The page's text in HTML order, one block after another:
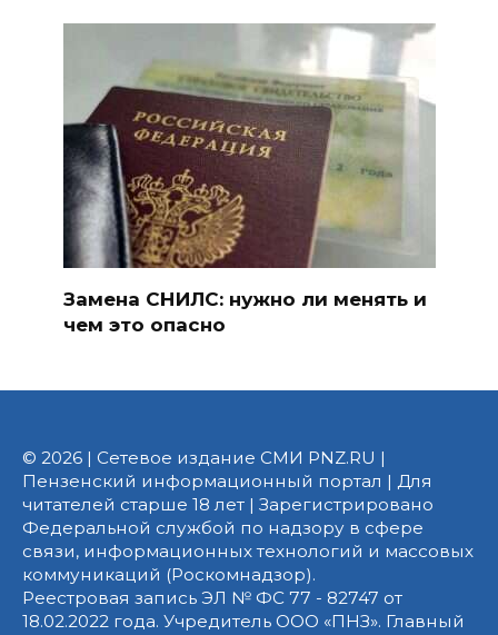
Замена СНИЛС: нужно ли менять и
чем это опасно
© 2026 | Сетевое издание СМИ PNZ.RU |
Пензенский информационный портал | Для
читателей старше 18 лет | Зарегистрировано
Федеральной службой по надзору в сфере
связи, информационных технологий и массовых
коммуникаций (Роскомнадзор).
Реестровая запись ЭЛ № ФС 77 - 82747 от
18.02.2022 года. Учредитель ООО «ПНЗ». Главный